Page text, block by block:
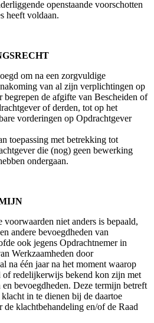
openstaande voorschotten
heeft voldaan.
om na een zorgvuldige
van al zijn verplichtingen op
begrepen de afgifte van Bescheiden of
of derden, tot op het
vorderingen op Opdrachtgever
toepassing met betrekking tot
die (nog) geen bewerking
ondergaan.
voorwaarden niet anders is bepaald,
andere bevoegdheden van
ook jegens Opdrachtnemer in
Werkzaamheden door
na één jaar na het moment waarop
of redelijkerwijs bekend kon zijn met
en bevoegdheden. Deze termijn betreft
in te dienen bij de daartoe
de klachtbehandeling en/of de Raad